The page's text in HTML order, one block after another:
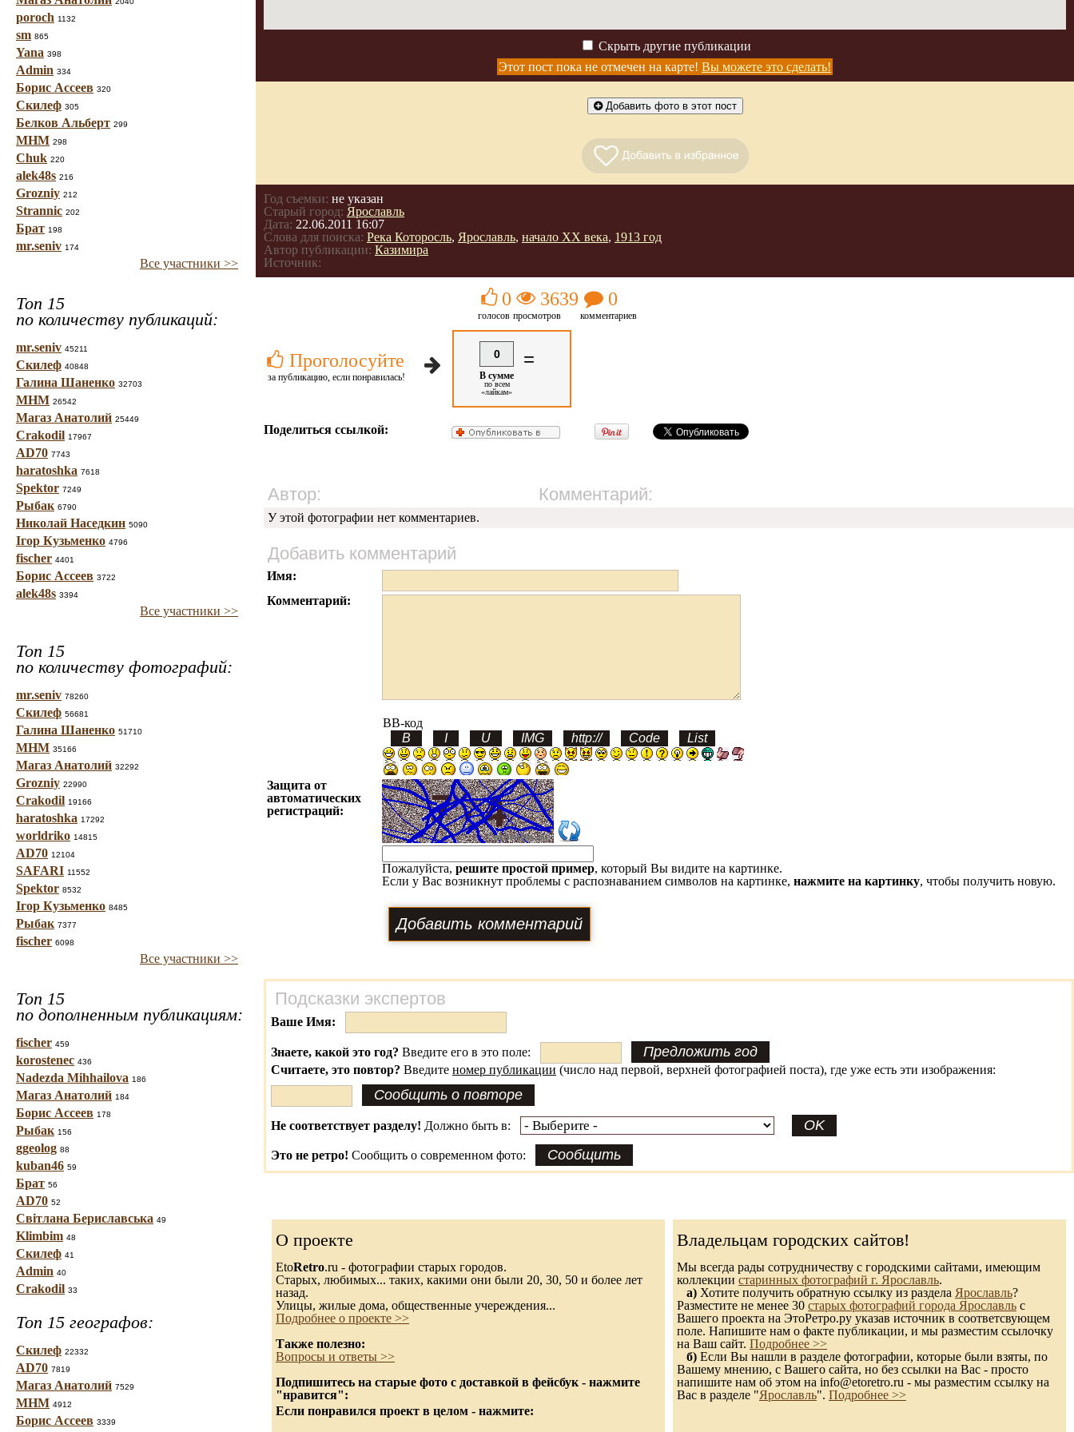
poroch 1132
sm 865
Yana 398
Admin 334
Борис Ассеев 320
Скилеф 305
Белков Альберт 299
МНМ 298
Chuk 220
alek48s 216
Grozniy 212
Strannic 202
Брат 198
mr.seniv 174
Все участники >>
Топ 15
по количеству публикаций:
mr.seniv 45211
Скилеф 40848
Галина Шаненко 32703
МНМ 26542
Магаз Анатолий 25449
Crakodil 17967
AD70 7743
haratoshka 7618
Spektor 7249
Рыбак 6790
Николай Наседкин 5090
Ігор Кузьменко 4796
fischer 4401
Борис Ассеев 3722
alek48s 3394
Все участники >>
Топ 15
по количеству фотографий:
mr.seniv 78260
Скилеф 56681
Галина Шаненко 51710
МНМ 35166
Магаз Анатолий 32292
Grozniy 22990
Crakodil 19166
haratoshka 17292
worldriko 14815
AD70 12104
SAFARI 11552
Spektor 8532
Ігор Кузьменко 8485
Рыбак 7377
fischer 6098
Все участники >>
Топ 15
по дополненным публикациям:
fischer 459
korostenec 436
Nadezda Mihhailova 186
Магаз Анатолий 184
Борис Ассеев 178
Рыбак 156
ggeolog 88
kuban46 59
Брат 56
AD70 52
Світлана Бериславська 49
Klimbim 48
Скилеф 41
Admin 40
Crakodil 33
Топ 15 географов:
Скилеф 22332
AD70 7819
Магаз Анатолий 7529
МНМ 4912
Борис Ассеев 3339
Скрыть другие публикации
Этот пост пока не отмечен на карте! Вы можете это сделать!
Добавить фото в этот пост
Год съемки: не указан
Старый город: Ярославль
Дата: 22.06.2011 16:07
Слова для поиска: Река Которосль, Ярославль, начало ХХ века, 1913 год
Автор публикации: Казимира
Источник:
Проголосуйте
за публикацию, если понравилась!
0
голосов
3639
просмотров
0
комментариев
0
В сумме
по всем
«лайкам»
=
Поделиться ссылкой:
Автор: Комментарий:
У этой фотографии нет комментариев.
Добавить комментарий
Имя:
Комментарий:
BB-код
Защита от
автоматических
регистраций:
Пожалуйста, решите простой пример, который Вы видите на картинке.
Если у Вас возникнут проблемы с распознаванием символов на картинке, нажмите на картинку, чтобы получить новую.
Подсказки экспертов
Ваше Имя:
Знаете, какой это год? Введите его в это поле:
Считаете, это повтор? Введите номер публикации (число над первой, верхней фотографией поста), где уже есть эти изображения:
Не соответствует разделу! Должно быть в:
Это не ретро! Сообщить о современном фото:
О проекте
EtoRetro.ru - фотографии старых городов.
Старых, любимых... таких, какими они были 20, 30, 50 и более лет
назад.
Улицы, жилые дома, общественные учереждения...
Подробнее о проекте >>
Также полезно:
Вопросы и ответы >>
Подпишитесь на старые фото с доставкой в фейсбук - нажмите
"нравится":
Если понравился проект в целом - нажмите:
Владельцам городских сайтов!
Мы всегда рады сотрудничеству с городскими сайтами, имеющим
коллекции старинных фотографий г. Ярославль.
а) Хотите получить обратную ссылку из раздела Ярославль?
Разместите не менее 30 старых фотографий города Ярославль с
Вашего проекта на ЭтоРетро.ру указав источник в соответсвующем
поле. Напишите нам о факте публикации, и мы разместим ссылочку
на Ваш сайт. Подробнее >>
б) Если Вы нашли в разделе фотографии, которые были взяты, по
Вашему мнению, с Вашего сайта, но без ссылки на Вас - просто
напишите нам об этом на info@etoretro.ru - мы разместим ссылку на
Вас в разделе "Ярославль". Подробнее >>